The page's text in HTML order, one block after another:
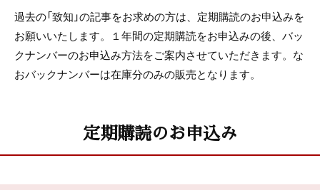
過去の「致知」の記事をお求めの方は、定期購読のお申込みを
お願いいたします。１年間の定期購読をお申込みの後、バッ
クナンバーのお申込み方法をご案内させていただきます。な
おバックナンバーは在庫分のみの販売となります。
定期購読のお申込み